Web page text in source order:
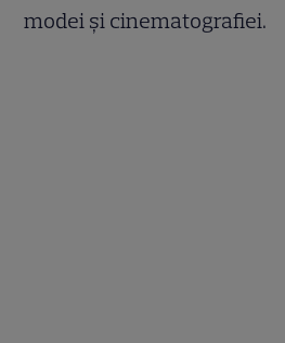
modei și cinematografiei.